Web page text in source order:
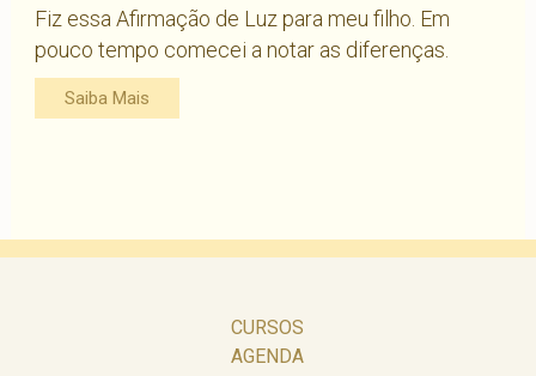
Fiz essa Afirmação de Luz para meu filho. Em
pouco tempo comecei a notar as diferenças.
Saiba Mais
CURSOS
AGENDA